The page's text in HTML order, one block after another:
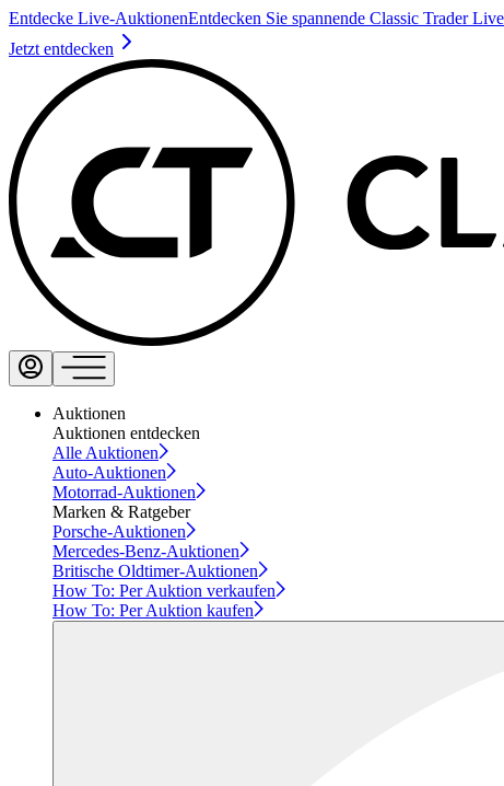
Entdecke Live-AuktionenEntdecken Sie spannende Classic Trader
Jetzt entdecken
Auktionen
Auktionen entdecken
Alle Auktionen
Auto-Auktionen
Motorrad-Auktionen
Marken & Ratgeber
Porsche-Auktionen
Mercedes-Benz-Auktionen
Britische Oldtimer-Auktionen
How To: Per Auktion verkaufen
How To: Per Auktion kaufen